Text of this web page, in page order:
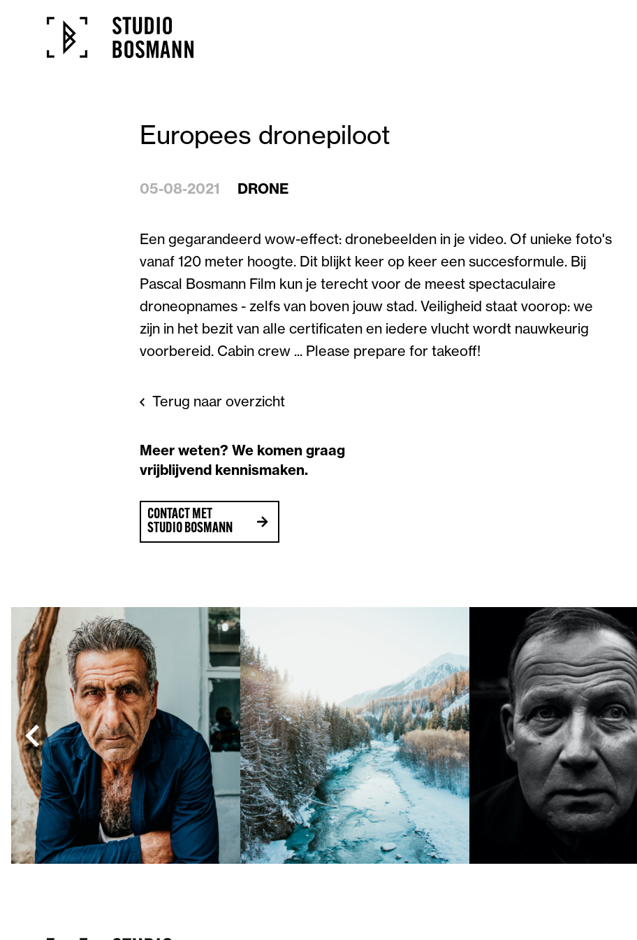
Europees dronepiloot
05-08-2021 DRONE
Een gegarandeerd wow-effect: dronebeelden in je video. Of unieke foto's
vanaf 120 meter hoogte. Dit blijkt keer op keer een succesformule. Bij
Pascal Bosmann Film kun je terecht voor de meest spectaculaire
droneopnames - zelfs van boven jouw stad. Veiligheid staat voorop: we
zijn in het bezit van alle certificaten en iedere vlucht wordt nauwkeurig
voorbereid. Cabin crew ... Please prepare for takeoff!
Terug naar overzicht
Meer weten? We komen graag
vrijblijvend kennismaken.
CONTACT MET
STUDIO BOSMANN